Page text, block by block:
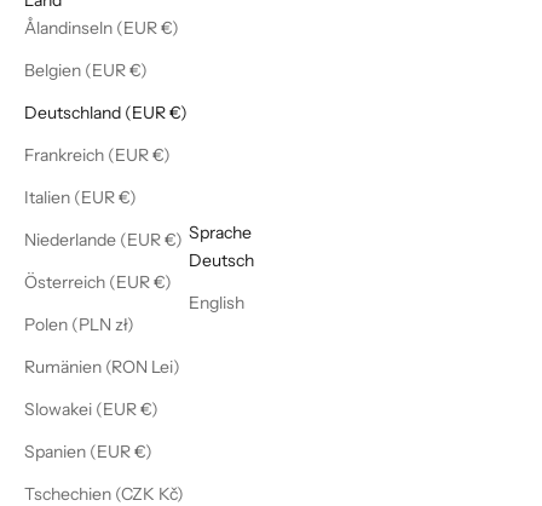
Ålandinseln (EUR €)
Belgien (EUR €)
Deutschland (EUR €)
Frankreich (EUR €)
Italien (EUR €)
Niederlande (EUR €)
Österreich (EUR €)
Polen (PLN zł)
Rumänien (RON Lei)
Slowakei (EUR €)
Spanien (EUR €)
Tschechien (CZK Kč)
Sprache
Deutsch
English